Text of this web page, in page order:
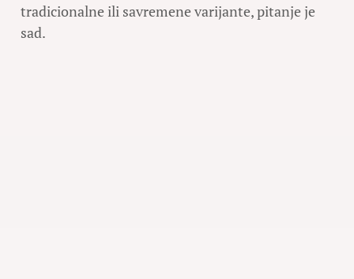
tradicionalne ili savremene varijante, pitanje je
sad.